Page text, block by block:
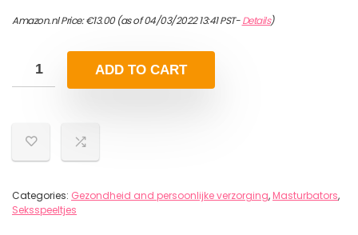
Amazon.nl Price:€13.00(as of 04/03/2022 13:41 PST-Details)
ADD TO CART
Categories: Gezondheid and persoonlijke verzorging, Masturbators,
Seksspeeltjes